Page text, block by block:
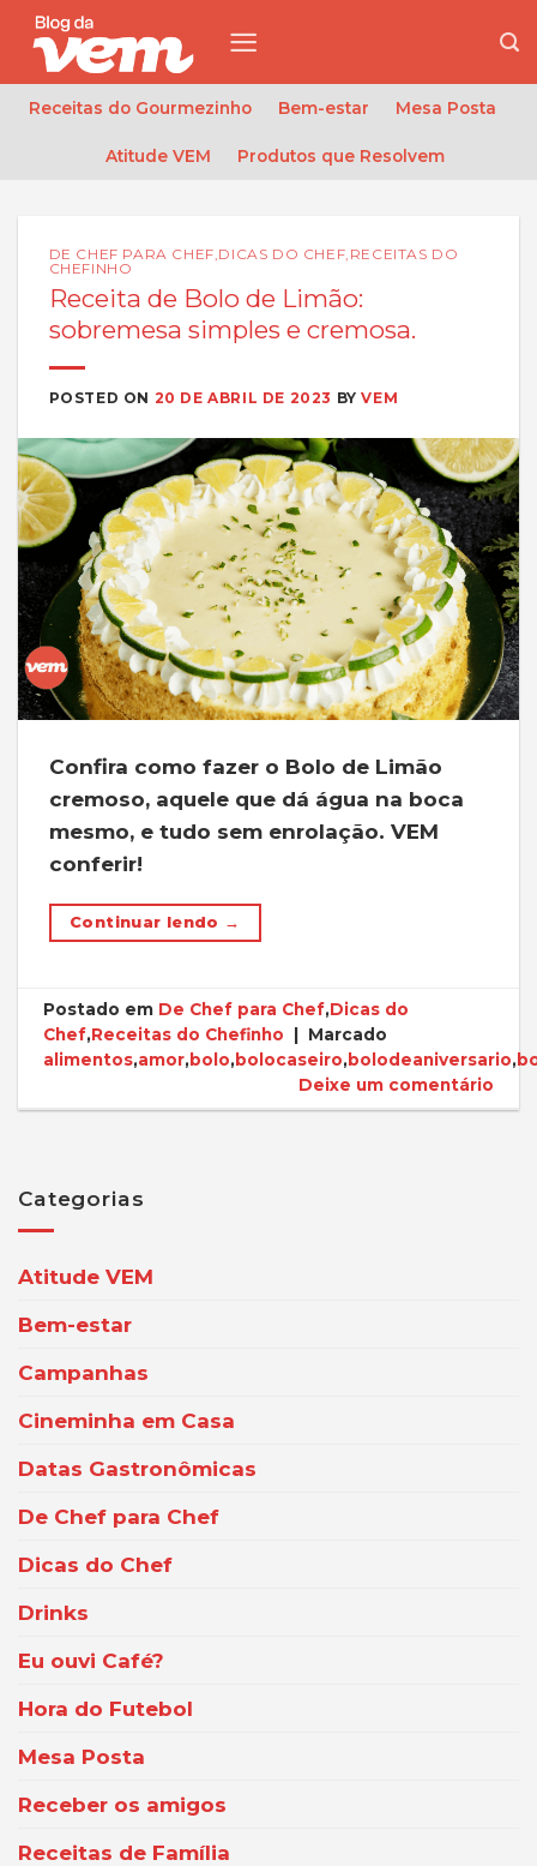
Skip
content
Receitas do Gourmezinho Bem-estar Mesa Posta
Atitude VEM Produtos que Resolvem
DE CHEF PARA CHEF DICAS DO CHEF RECEITAS DO
CHEFINHO
Receita de Bolo de Limão:
sobremesa simples e cremosa.
POSTED ON 20 DE ABRIL DE 2023 BYVEM
Confira como fazer o Bolo de Limão
cremoso, aquele que dá água na boca
mesmo, e tudo sem enrolação. VEM
conferir!
Continuar lendo →
Postado em De Chef para Chef,Dicas do
Chef,Receitas do Chefinho
Marcado
alimentos,amor,bolo,bolocaseiro,bolodeaniversario,
Deixe um comentário
Categorias
Atitude VEM
Bem-estar
Campanhas
Cineminha em Casa
Datas Gastronômicas
De Chef para Chef
Dicas do Chef
Drinks
Eu ouvi Café?
Hora do Futebol
Mesa Posta
Receber os amigos
Receitas de Família